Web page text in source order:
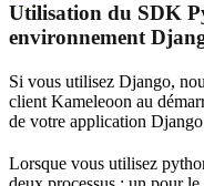
Utilisation du SDK
environnement
Si vous utilisez Django,
client Kameleoon au
de votre application
Lorsque vous utilisez